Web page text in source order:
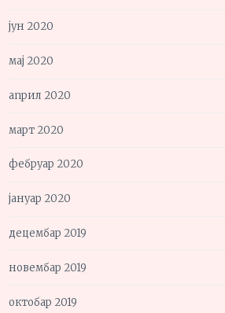
јун 2020
мај 2020
април 2020
март 2020
фебруар 2020
јануар 2020
децембар 2019
новембар 2019
октобар 2019